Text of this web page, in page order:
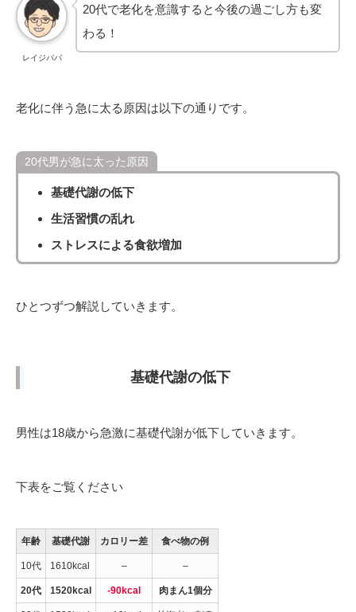
レイジパパ
20代で老化を意識すると今後の過ごし方も変
わる！
老化に伴う急に太る原因は以下の通りです。
20代男が急に太った原因
基礎代謝の低下
生活習慣の乱れ
ストレスによる食欲増加
ひとつずつ解説していきます。
基礎代謝の低下
男性は18歳から急激に基礎代謝が低下していきます。
下表をご覧ください
年齢 基礎代謝 カロリー差 食べ物の例
10代 1610kcal – –
20代 1520kcal -90kcal 肉まん1個分